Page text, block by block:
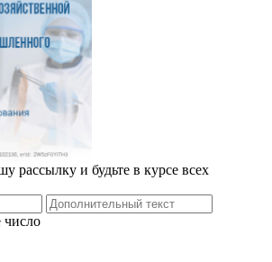
рассылку и будьте в курсе всех
число